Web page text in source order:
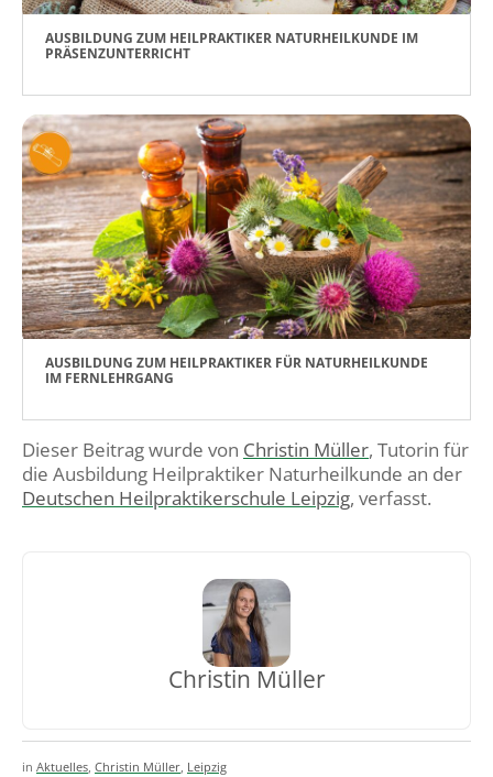
AUSBILDUNG ZUM HEILPRAKTIKER NATURHEILKUNDE IM
PRÄSENZUNTERRICHT
AUSBILDUNG ZUM HEILPRAKTIKER FÜR NATURHEILKUNDE
IM FERNLEHRGANG
Dieser Beitrag wurde von Christin Müller, Tutorin für
die Ausbildung Heilpraktiker Naturheilkunde an der
Deutschen Heilpraktikerschule Leipzig, verfasst.
Christin Müller
in Aktuelles Christin Müller Leipzig